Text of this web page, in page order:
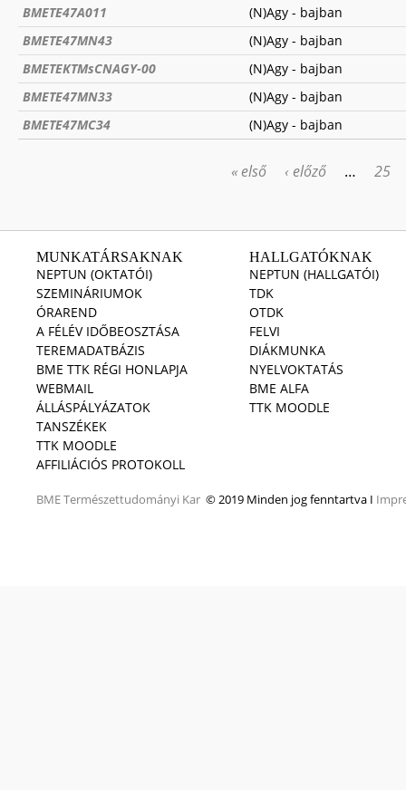
BMETE47A011
(N)Agy - bajban
BMETE47MN43
(N)Agy - bajban
BMETEKTMsCNAGY-00
(N)Agy - bajban
BMETE47MN33
(N)Agy - bajban
BMETE47MC34
(N)Agy - bajban
« első ‹ előző … 25
MUNKATÁRSAKNAK
NEPTUN (OKTATÓI)
SZEMINÁRIUMOK
ÓRAREND
A FÉLÉV IDŐBEOSZTÁSA
TEREMADATBÁZIS
BME TTK RÉGI HONLAPJA
WEBMAIL
ÁLLÁSPÁLYÁZATOK
TANSZÉKEK
TTK MOODLE
AFFILIÁCIÓS PROTOKOLL
BMETermészettudományi Kar © 2019 Minden jog fenntartva I
HALLGATÓKNAK
NEPTUN (HALLGATÓI)
TDK
OTDK
FELVI
DIÁKMUNKA
NYELVOKTATÁS
BME ALFA
TTK MOODLE